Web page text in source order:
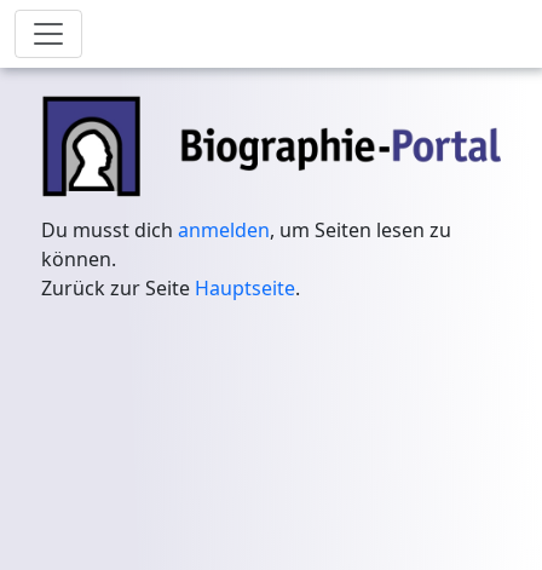
Du musst dichanmelden, um Seiten lesen zu
können.
Zurück zur Seite Hauptseite.